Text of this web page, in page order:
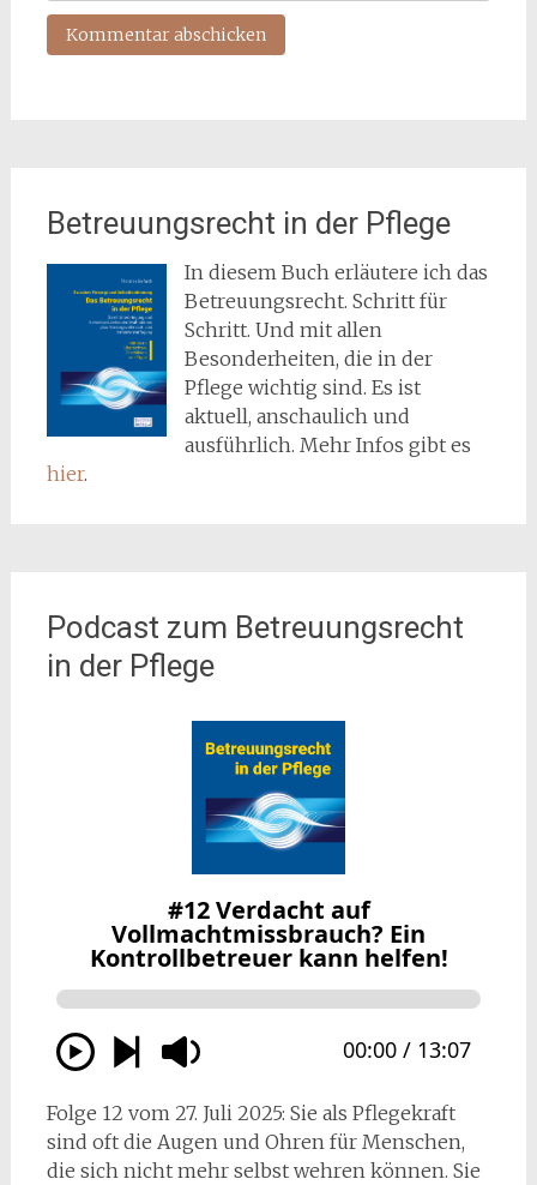
Betreuungsrecht in der Pflege
In diesem Buch erläutere ich das
Betreuungsrecht. Schritt für
Schritt. Und mit allen
Besonderheiten, die in der
Pflege wichtig sind. Es ist
aktuell, anschaulich und
ausführlich. Mehr Infos gibt es
hier.
Podcast zum Betreuungsrecht
in der Pflege
Folge 12 vom 27. Juli 2025: Sie als Pflegekraft
sind oft die Augen und Ohren für Menschen,
die sich nicht mehr selbst wehren können. Sie